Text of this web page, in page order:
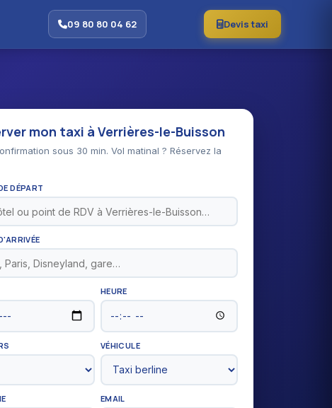
09 80 80 04 62 Devis taxi
mon taxi à Verrières-le-Buisson
sous 30 min. Vol matinal ? Réservez la
DÉPART
HEURE
VÉHICULE
EMAIL